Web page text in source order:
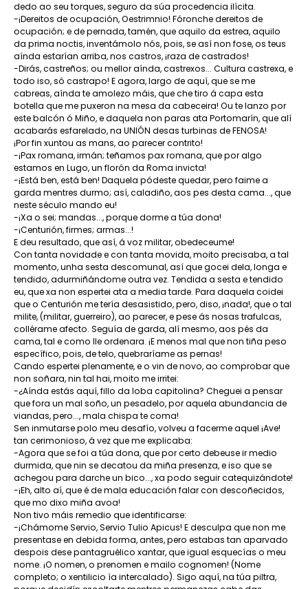
dedo ao seu torques, seguro da súa procedencia ilícita.
-¡Dereitos de ocupación, Oestrimnio! Fóronche dereitos de
ocupación; e de pernada, tamén, que aquilo da estrea, aquilo
da prima noctis, inventámolo nós, pois, se así non fose, os teus
aínda estarían arriba, nos castros, ¡raza de castrados!
-Dirás, castreños; ou mellor aínda, castrexos... Cultura castrexa, e
todo iso, só castrapo! E agora, largo de aquí, que se me
cabreas, aínda te amolezo máis, que che tiro á capa esta
botella que me puxeron na mesa da cabeceira! Ou te lanzo por
este balcón ó Miño, e daquela non paras ata Portomarín, que alí
acabarás esfarelado, na UNIÓN desas turbinas de FENOSA!
¡Por fin xuntou as mans, ao parecer contrito!
-¡Pax romana, irmán; teñamos pax romana, que por algo
estamos en Lugo, un florón da Roma invicta!
-¡Está ben, está ben! Daquela pódeste quedar, pero faime a
garda mentres durmo; así, caladiño, aos pes desta cama..., que
neste século mando eu!
-¡Xa o sei; mandas..., porque dorme a túa dona!
-¡Centurión, firmes; armas...!
E deu resultado, que así, á voz militar, obedeceume!
Con tanta novidade e con tanta movida, moito precisaba, a tal
momento, unha sesta descomunal, así que gocei dela, longa e
tendido, adurmiñándome outra vez. Tendida a sesta e tendido
eu, que xa non espertei ata a media tarde. Para daquela coidei
que o Centurión me tería desasistido, pero, diso, ¡nada!, que o tal
milite, (militar, guerreiro), ao parecer, e pese ás nosas trafulcas,
collérame afecto. Seguía de garda, alí mesmo, aos pés da
cama, tal e como lle ordenara. ¡E menos mal que non tiña peso
específico, pois, de telo, quebraríame as pernas!
Cando espertei plenamente, e o vin de novo, ao comprobar que
non soñara, nin tal hai, moito me irritei:
-¿Aínda estás aquí, fillo da loba capitolina? Cheguei a pensar
que fora un mal soño, un pesadelo, por aquela abundancia de
viandas, pero..., mala chispa te coma!
Sen inmutarse polo meu desafío, volveu a facerme aquel ¡Ave!
tan cerimonioso, á vez que me explicaba:
-Agora que se foi a túa dona, que por certo debeuse ir medio
durmida, que nin se decatou da miña presenza, e iso que se
achegou para darche un bico..., xa podo seguir catequizándote!
-¡Eh, alto aí, que é de mala educación falar con descoñecidos,
que mo dixo miña avoa!
Non tivo máis remedio que identificarse:
-¡Chámome Servio, Servio Tulio Apicus! E desculpa que non me
presentase en debida forma, antes, pero estabas tan aparvado
despois dese pantagruélico xantar, que igual esquecías o meu
nome. ¡O nomen, o prenomen e mailo cognomen! (Nome
completo; o xentilicio ía intercalado). Sigo aquí, na túa piltra,